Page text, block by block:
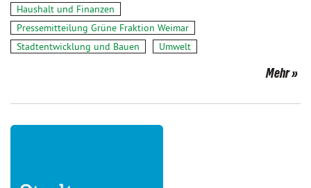
Haushalt und Finanzen
Pressemitteilung Grüne Fraktion Weimar
Stadtentwicklung und Bauen
Umwelt
Mehr